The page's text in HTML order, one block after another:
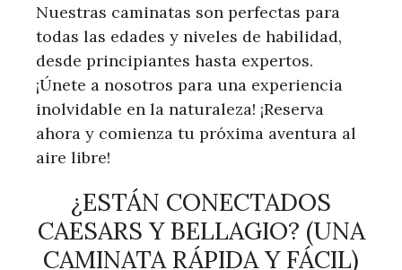
Nuestras caminatas son perfectas para
todas las edades y niveles de habilidad,
desde principiantes hasta expertos.
¡Únete a nosotros para una experiencia
inolvidable en la naturaleza! ¡Reserva
ahora y comienza tu próxima aventura al
aire libre!
¿ESTÁN CONECTADOS
CAESARS Y BELLAGIO? (UNA
CAMINATA RÁPIDA Y FÁCIL)